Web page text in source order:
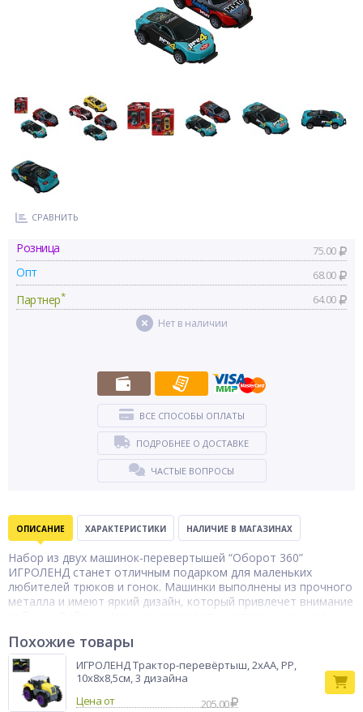
СРАВНИТЬ
Розница 75.00
Опт 68.00
Партнер* 64.00
Нет в наличии
ВСЕ СПОСОБЫ ОПЛАТЫ
ПОДРОБНЕЕ О ДОСТАВКЕ
ЧАСТЫЕ ВОПРОСЫ
ОПИСАНИЕ ХАРАКТЕРИСТИКИ НАЛИЧИЕ В МАГАЗИНАХ
Набор из двух машинок-перевертышей “Оборот 360”
ИГРОЛЕНД станет отличным подарком для маленьких
любителей трюков и гонок. Машинки выполнены из прочного
металла и имеют яркий дизайн, который привлечет внимание
на 360 градусов и двигаться в различных направлениях.
Такой набор не только развлечет малыша, но и поможет ему
развить координацию движений, логическое мышление и
умение работать в команде. Идеальный подарок на любой
праздник для детей от 3 лет и старше.
Похожие товары
ИГРОЛЕНД Трактор-перевёртыш, 2хАА, PP,
10х8х8,5см, 3 дизайна
Цена от
205.00